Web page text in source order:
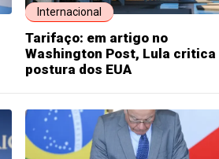
Internacional
Tarifaço: em artigo no
Washington Post, Lula critica
postura dos EUA